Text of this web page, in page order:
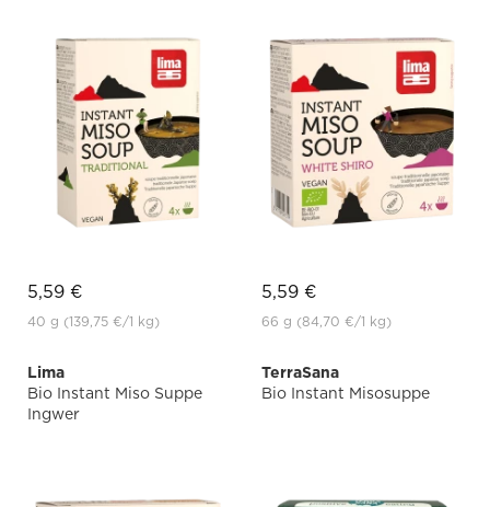
5,59 €
40 g (139,75 €/1 kg)
5,59 €
66 g (84,70 €/1 kg)
Lima
Bio Instant Miso Suppe
Ingwer
TerraSana
Bio Instant Misosuppe